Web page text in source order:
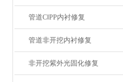
管道CⅠPP内衬修复
管道非开挖内衬修复
非开挖紫外光固化修复